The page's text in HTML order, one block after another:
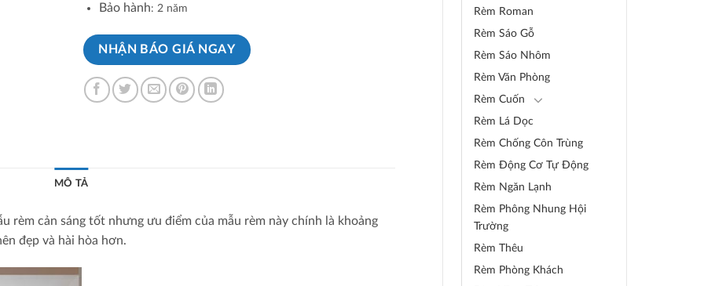
Rèm Roman
Rèm Sáo Gỗ
Rèm Sáo Nhôm
Rèm Văn Phòng
Rèm Cuốn
Rèm Lá Dọc
Rèm Chống Côn Trùng
Rèm Động Cơ Tự Động
Rèm Ngăn Lạnh
Rèm Phông Nhung Hội
Trường
Rèm Thêu
Rèm Phòng Khách
Bảo hành: 2 năm
NHẬN BÁO GIÁ NGAY
MÔ TẢ
rèm cản sáng tốt nhưng ưu điểm của mẫu rèm này chính là khoảng
đẹp và hài hòa hơn.